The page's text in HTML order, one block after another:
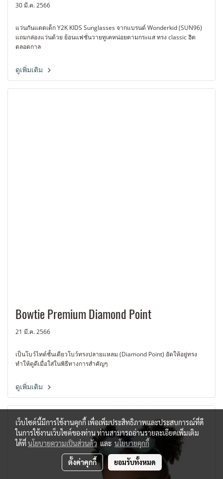
30 มี.ค. 2566
แว่นกันแดดเด็ก Y2K KIDS Sunglasses จากแบรนด์ Wonderkid (SUN96)
แถมกล่องแว่นด้วย ย้อนแฟชั่นวายทูเคหน่อยตามกระแส ทรง classic ฮิต
ตลอดกาล
ดูเพิ่มเติม
Bowtie Premium Diamond Point
21 มี.ค. 2566
เป็นโบว์ไทด์ชั้นเดียวโบว์ทรงปลายแหลม (Diamond Point) อัดให้อยู่ทรง
ทำให้ดูดีเมื่อใส่ในพิธีทางการสำคัญๆ
ดูเพิ่มเติม
เว็บไซต์นี้มีการใช้งานคุกกี้ เพื่อเพิ่มประสิทธิภาพและประสบการณ์ที่ดี
ในการใช้งานเว็บไซต์ของท่าน ท่านสามารถอ่านรายละเอียดเพิ่มเติม
ได้ที่นโยบายความเป็นส่วนตัว และ นโยบายคุกกี้
ตั้งค่าคุกกี้ ยอมรับทั้งหมด